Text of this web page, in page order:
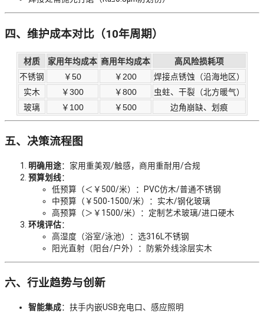
四、维护成本对比（10年周期）
材质 家用年均成本 商用年均成本
高风险损耗项
不锈钢
￥50 ￥200
焊接点锈蚀（沿海地区）
实木
￥300 ￥800
虫蛀、干裂（北方暖气）
玻璃
￥100 ￥500 边角崩缺、划痕
五、决策流程图
明确用途：家用重美观/触感，商用重耐用/合规
预算划线：
低预算（＜￥500/米）：PVC仿木/普通不锈钢
中预算（￥500-1500/米）：实木/钢化玻璃
高预算（＞￥1500/米）：定制艺术玻璃/进口硬木
环境评估：
高湿度（浴室/泳池）：选316L不锈钢
阳光直射（阳台/户外）：防紫外线涂层实木
六、行业趋势与创新
智能集成：扶手内嵌USB充电口、感应照明